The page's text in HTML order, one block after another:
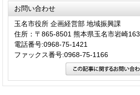
お問い合わせ
玉名市役所 企画経営部 地域振興課
住所：〒865-8501 熊本県玉名市岩崎163
電話番号:0968-75-1421
ファックス番号:0968-75-1166